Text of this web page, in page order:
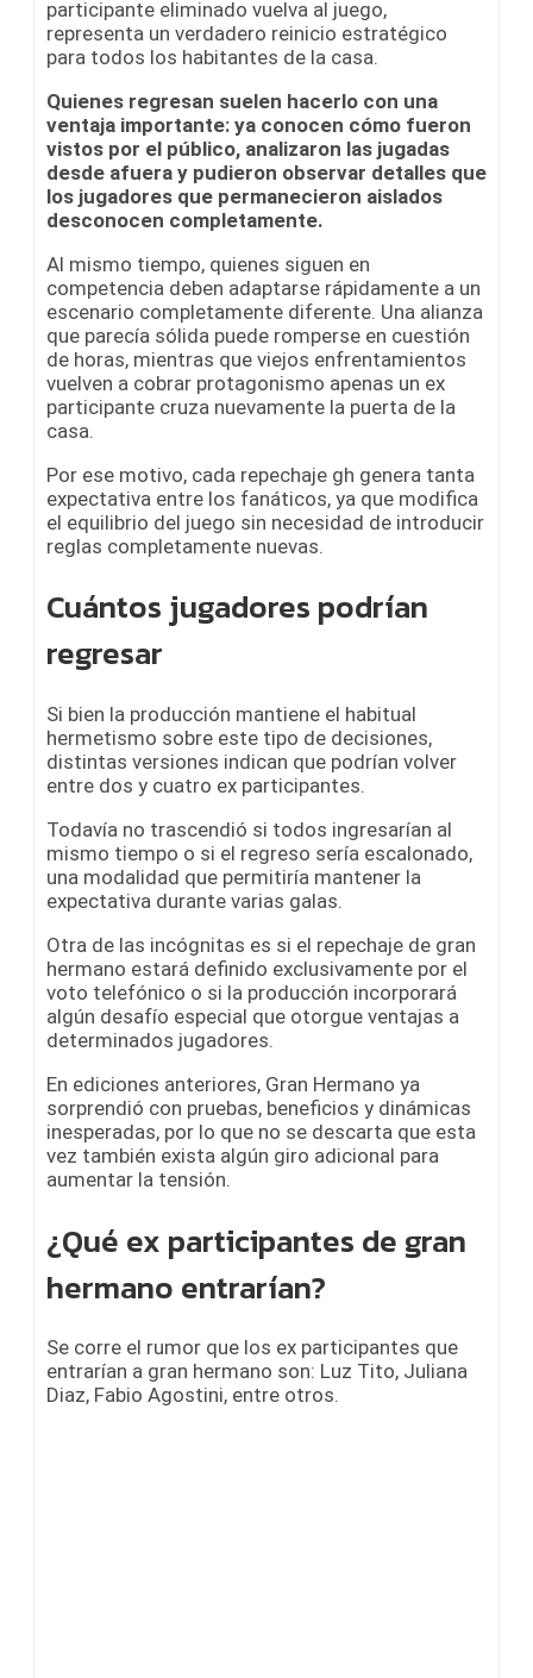
participante eliminado vuelva al juego,
representa un verdadero reinicio estratégico
para todos los habitantes de la casa.
Quienes regresan suelen hacerlo con una
ventaja importante: ya conocen cómo fueron
vistos por el público, analizaron las jugadas
desde afuera y pudieron observar detalles que
los jugadores que permanecieron aislados
desconocen completamente.
Al mismo tiempo, quienes siguen en
competencia deben adaptarse rápidamente a un
escenario completamente diferente. Una alianza
que parecía sólida puede romperse en cuestión
de horas, mientras que viejos enfrentamientos
vuelven a cobrar protagonismo apenas un ex
participante cruza nuevamente la puerta de la
casa.
Por ese motivo, cada repechaje gh genera tanta
expectativa entre los fanáticos, ya que modifica
el equilibrio del juego sin necesidad de introducir
reglas completamente nuevas.
Cuántos jugadores podrían
regresar
Si bien la producción mantiene el habitual
hermetismo sobre este tipo de decisiones,
distintas versiones indican que podrían volver
entre dos y cuatro ex participantes.
Todavía no trascendió si todos ingresarían al
mismo tiempo o si el regreso sería escalonado,
una modalidad que permitiría mantener la
expectativa durante varias galas.
Otra de las incógnitas es si el repechaje de gran
hermano estará definido exclusivamente por el
voto telefónico o si la producción incorporará
algún desafío especial que otorgue ventajas a
determinados jugadores.
En ediciones anteriores, Gran Hermano ya
sorprendió con pruebas, beneficios y dinámicas
inesperadas, por lo que no se descarta que esta
vez también exista algún giro adicional para
aumentar la tensión.
¿Qué ex participantes de gran
hermano entrarían?
Se corre el rumor que los ex participantes que
entrarían a gran hermano son: Luz Tito, Juliana
Diaz, Fabio Agostini, entre otros.